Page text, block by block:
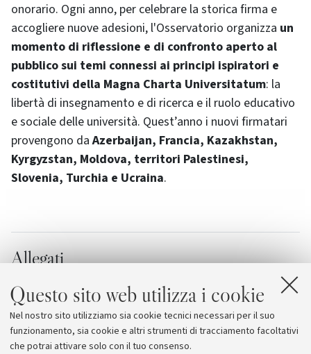
Questo sito web utilizza i cookie
Nel nostro sito utilizziamo sia cookie tecnici necessari per il suo
funzionamento, sia cookie e altri strumenti di tracciamento facoltativi
che potrai attivare solo con il tuo consenso.
onorario. Ogni anno, per celebrare la storica firma e
accogliere nuove adesioni, l'Osservatorio organizza un
momento di riflessione e di confronto aperto al
pubblico sui temi connessi ai principi ispiratori e
costitutivi della Magna Charta Universitatum: la
libertà di insegnamento e di ricerca e il ruolo educativo
e sociale delle università. Quest’anno i nuovi firmatari
provengono daAzerbaijan, Francia, Kazakhstan,
Kyrgyzstan, Moldova, territori Palestinesi,
Slovenia, Turchia e Ucraina.
Allegati
Il XIII anniversario della Magna Charta
Universitatum
Osservatorio Magna Charta